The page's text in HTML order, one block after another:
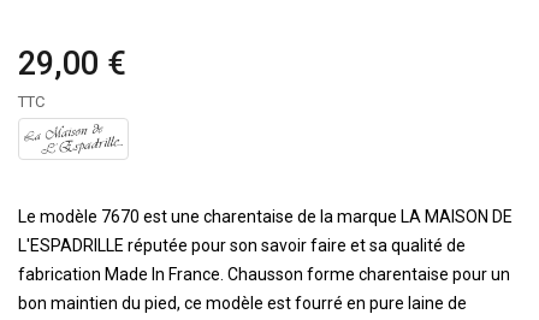
29,00 €
TTC
Le modèle 7670 est une charentaise de la marque LA MAISON DE
L'ESPADRILLE réputée pour son savoir faire et sa qualité de
fabrication Made In France. Chausson forme charentaise pour un
bon maintien du pied, ce modèle est fourré en pure laine de